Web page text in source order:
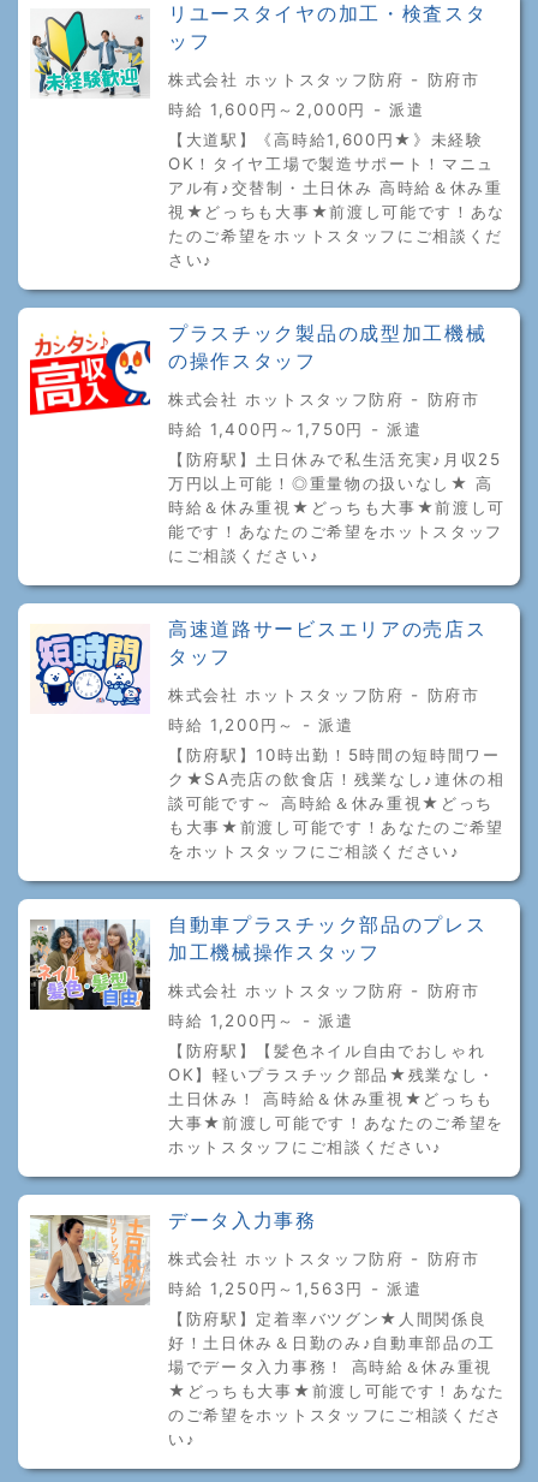
リユースタイヤの加工・検査スタ
ッフ
株式会社 ホットスタッフ防府 - 防府市
時給 1,600円～2,000円 - 派遣
【大道駅】《高時給1,600円★》未経験
OK！タイヤ工場で製造サポート！マニュ
アル有♪交替制・土日休み 高時給＆休み重
視★どっちも大事★前渡し可能です！あな
たのご希望をホットスタッフにご相談くだ
さい♪
プラスチック製品の成型加工機械
の操作スタッフ
株式会社 ホットスタッフ防府 - 防府市
時給 1,400円～1,750円 - 派遣
【防府駅】土日休みで私生活充実♪月収25
万円以上可能！◎重量物の扱いなし★ 高
時給＆休み重視★どっちも大事★前渡し可
能です！あなたのご希望をホットスタッフ
にご相談ください♪
高速道路サービスエリアの売店ス
タッフ
株式会社 ホットスタッフ防府 - 防府市
時給 1,200円～ - 派遣
【防府駅】10時出勤！5時間の短時間ワー
ク★SA売店の飲食店！残業なし♪連休の相
談可能です～ 高時給＆休み重視★どっち
も大事★前渡し可能です！あなたのご希望
をホットスタッフにご相談ください♪
自動車プラスチック部品のプレス
加工機械操作スタッフ
株式会社 ホットスタッフ防府 - 防府市
時給 1,200円～ - 派遣
【防府駅】【髪色ネイル自由でおしゃれ
OK】軽いプラスチック部品★残業なし・
土日休み！ 高時給＆休み重視★どっちも
大事★前渡し可能です！あなたのご希望を
ホットスタッフにご相談ください♪
データ入力事務
株式会社 ホットスタッフ防府 - 防府市
時給 1,250円～1,563円 - 派遣
【防府駅】定着率バツグン★人間関係良
好！土日休み＆日勤のみ♪自動車部品の工
場でデータ入力事務！ 高時給＆休み重視
★どっちも大事★前渡し可能です！あなた
のご希望をホットスタッフにご相談くださ
い♪